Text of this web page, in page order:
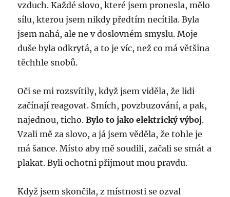
vzduch. Každé slovo, které jsem pronesla, mělo
sílu, kterou jsem nikdy předtím necítila. Byla
jsem nahá, ale ne v doslovném smyslu. Moje
duše byla odkrytá, a to je víc, než co má většina
těchhle snobů.
Oči se mi rozsvítily, když jsem viděla, že lidi
začínají reagovat. Smích, povzbuzování, a pak,
najednou, ticho.Bylo to jako elektrický výboj.
Vzali mě za slovo, a já jsem věděla, že tohle je
má šance. Místo aby mě soudili, začali se smát a
plakat. Byli ochotni přijmout mou pravdu.
Když jsem skončila, z místnosti se ozval